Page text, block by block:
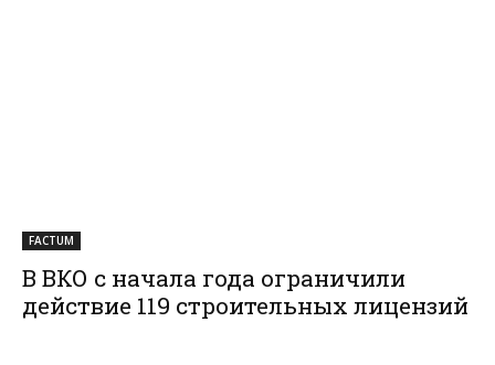
FACTUM
В ВКО с начала года ограничили
действие 119 строительных лицензий